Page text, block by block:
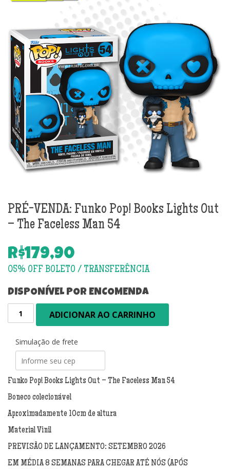
PRÉ-VENDA: Funko Pop! Books Lights Out
– The Faceless Man 54
R$179,90
DISPONÍVEL POR ENCOMENDA
PRÉ-
VENDA:
Pop!
Books
Lights
Out
The
Faceless
Man
54
quantidade
ADICIONAR AO CARRINHO
Simulação de frete
Funko Pop! Books Lights Out – The Faceless Man 54
Boneco colecionável
Aproximadamente 10cm de altura
Material Vinil
PREVISÃO DE LANÇAMENTO: SETEMBRO 2026
EM MÉDIA 8 SEMANAS PARA CHEGAR ATÉ NÓS (APÓS